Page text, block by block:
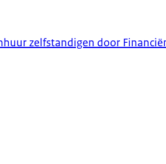
zelfstandigen door